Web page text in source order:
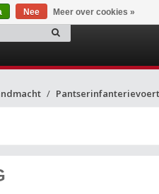
Nee Meer over cookies »